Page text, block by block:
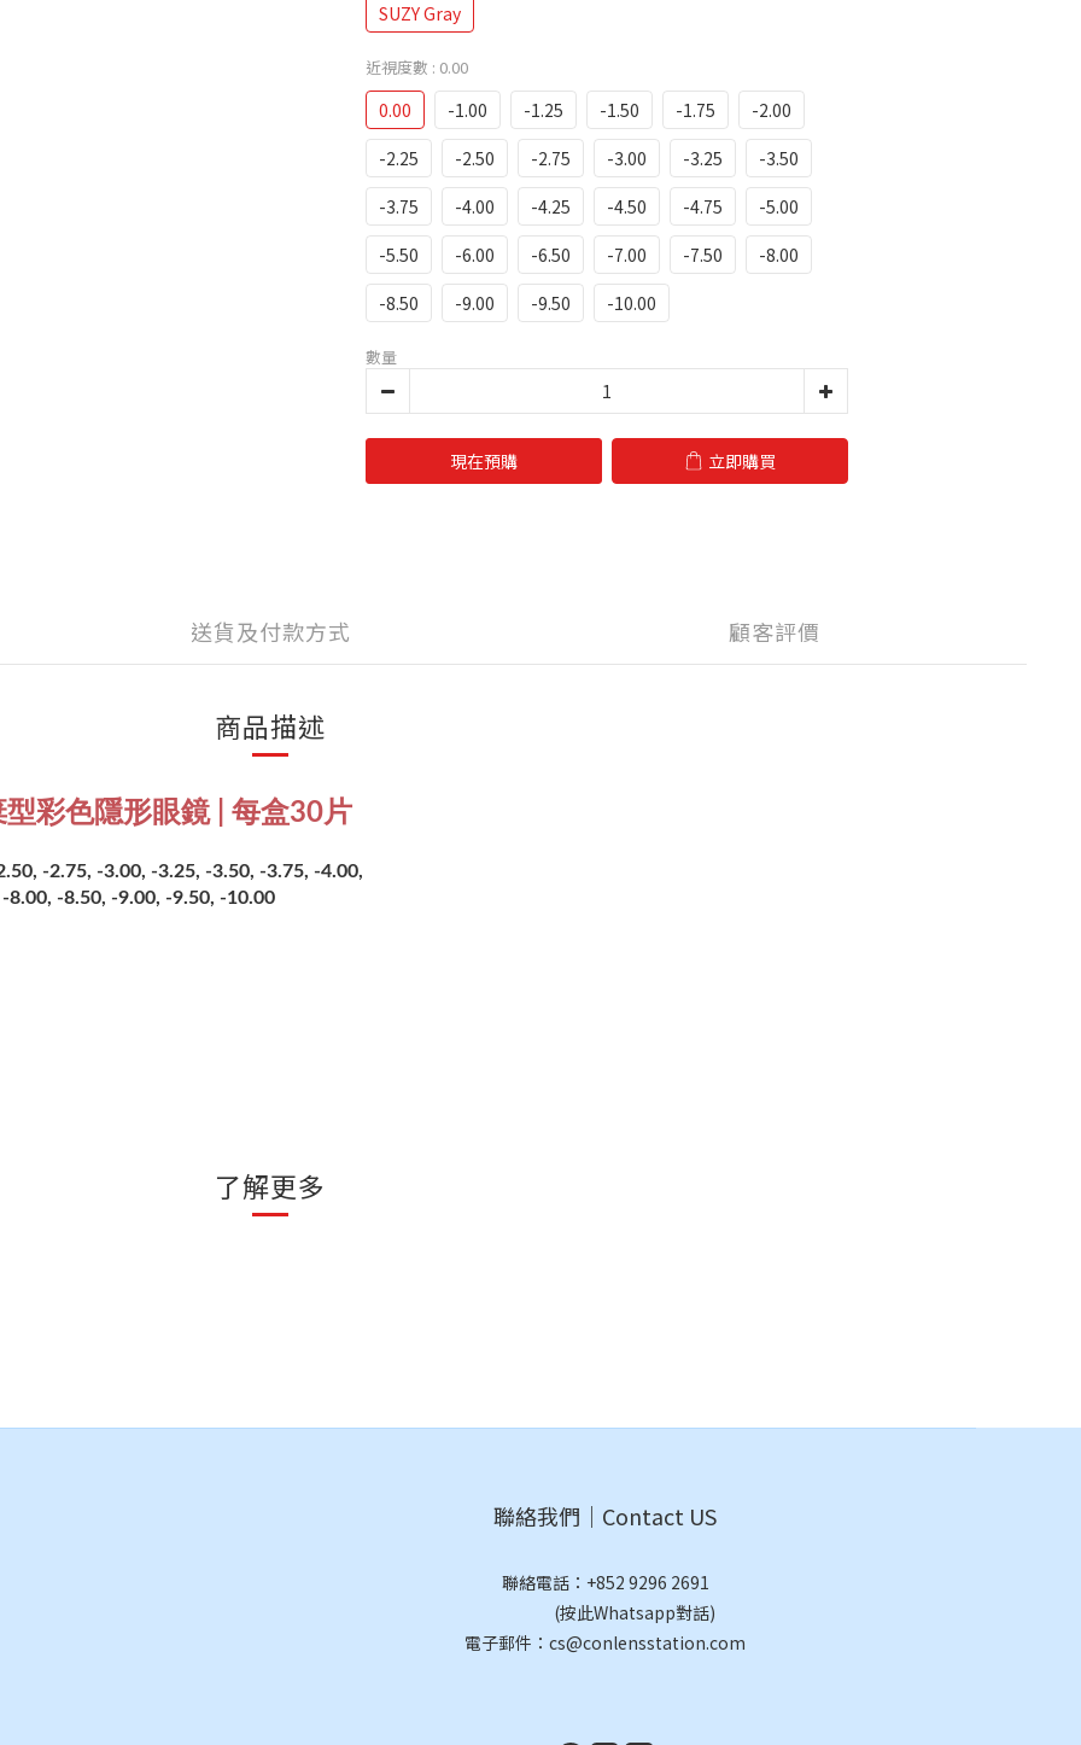
SUZY Gray
近視度數 : 0.00
0.00 -1.00 -1.25 -1.50 -1.75
-2.00
-2.25
-2.50 -2.75 -3.00 -3.25
-3.50
-3.75
-4.00 -4.25 -4.50 -4.75
-5.00
-5.50
-6.00 -6.50 -7.00 -7.50
-8.00
-8.50
-9.00 -9.50 -10.00
數量
現在預購 立即購買
送貨及付款方式 顧客評價
商品描述
彩色隱形眼鏡 | 每盒30片
-2.75, -3.00, -3.25, -3.50, -3.75, -4.00,
8.00, -8.50, -9.00, -9.50, -10.00
了解更多
聯絡我們｜Contact US
聯絡電話： +852 9296 2691
(按此Whatsapp對話)
電子郵件：cs@conlensstation.com